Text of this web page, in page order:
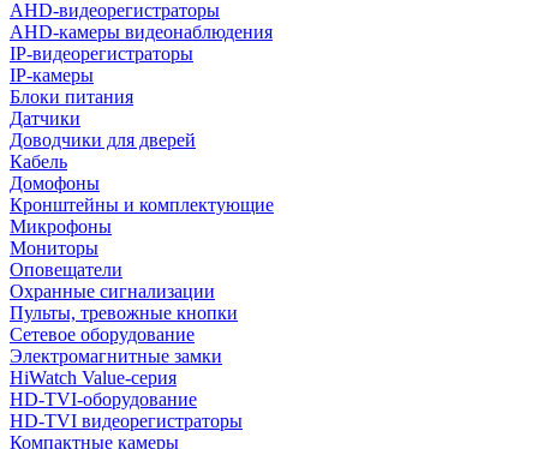
AHD-видеорегистраторы
AHD-камеры видеонаблюдения
IP-видеорегистраторы
IP-камеры
Блоки питания
Датчики
Доводчики для дверей
Кабель
Домофоны
Кронштейны и комплектующие
Микрофоны
Мониторы
Оповещатели
Охранные сигнализации
Пульты, тревожные кнопки
Сетевое оборудование
Электромагнитные замки
HiWatch Value-серия
HD-TVI-оборудование
HD-TVI видеорегистраторы
Компактные камеры